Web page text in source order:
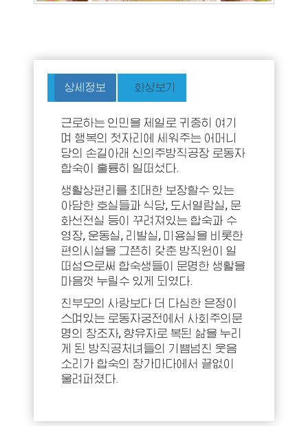
상세정보 화상보기
근로하는 인민을 제일로 귀중히 여기
며 행복의 첫자리에 세워주는 어머니
당의 손길아래 신의주방직공장 로동자
합숙이 훌륭히 일떠섰다.
생활상편리를 최대한 보장할수 있는
아담한 호실들과 식당, 도서열람실, 문
화선전실 등이 꾸려져있는 합숙과 수
영장, 운동실, 리발실, 미용실을 비롯한
편의시설을 그쯘히 갖춘 방직원이 일
떠섬으로써 합숙생들이 문명한 생활을
마음껏 누릴수 있게 되였다.
친부모의 사랑보다 더 다심한 은정이
스며있는 로동자궁전에서 사회주의문
명의 창조자, 향유자로 복된 삶을 누리
게 된 방직공처녀들의 기쁨넘친 웃음
소리가 합숙의 창가마다에서 끝없이
울려퍼졌다.